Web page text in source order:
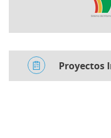
Proyectos